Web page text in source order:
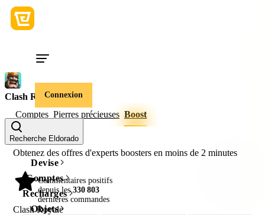
Connexion
Recherche Eldorado
Devise
Comptes
Recharges
Objets
Clash Royale
Comptes Pierres précieuses Boost
Obtenez des offres d'experts boosters en moins de 2 minutes
Commentaires positifs
depuis les330 803
dernières commandes
Clash Royale